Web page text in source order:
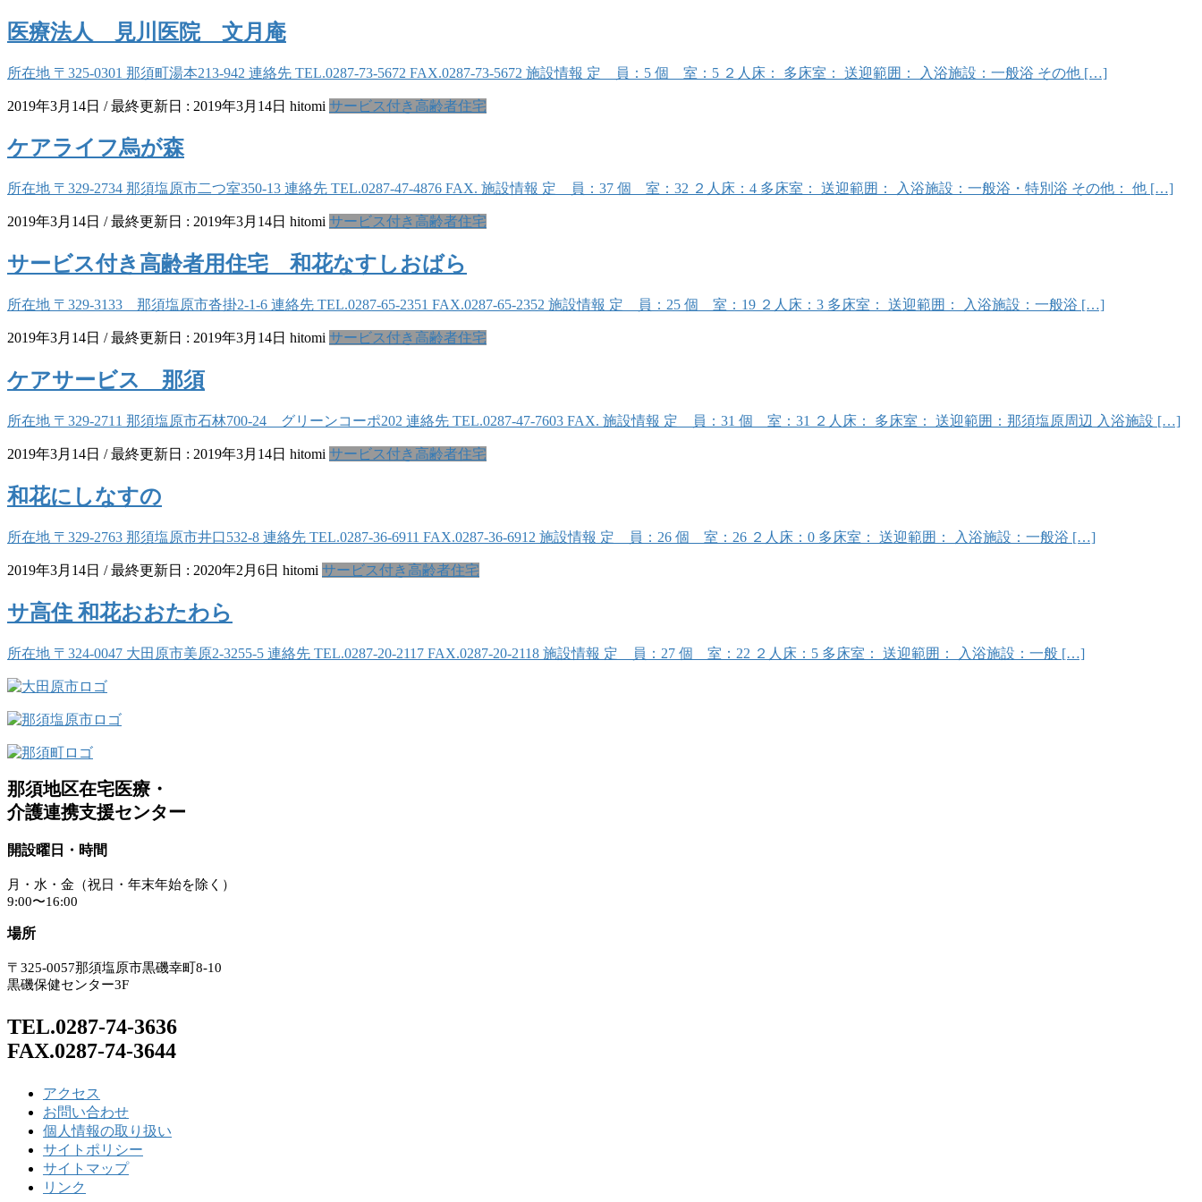
医療法人 見川医院 文月庵
所在地 〒325-0301 那須町湯本213-942 連絡先 TEL.0287-73-5672 FAX.0287-73-5672 施設情報 定 員：5 個 室：5 ２人床： 多床室： 送迎範囲： 入浴施設：一般浴 その他 […]
2019年3月14日 / 最終更新日 : 2019年3月14日 hitomi サービス付き高齢者住宅
ケアライフ烏が森
所在地 〒329-2734 那須塩原市二つ室350-13 連絡先 TEL.0287-47-4876 FAX. 施設情報 定 員：37 個 室：32 ２人床：4 多床室： 送迎範囲： 入浴施設：一般浴・特別浴 その他： 他 […]
2019年3月14日 / 最終更新日 : 2019年3月14日 hitomi サービス付き高齢者住宅
サービス付き高齢者用住宅 和花なすしおばら
所在地 〒329-3133 那須塩原市沓掛2-1-6 連絡先 TEL.0287-65-2351 FAX.0287-65-2352 施設情報 定 員：25 個 室：19 ２人床：3 多床室： 送迎範囲： 入浴施設：一般浴 […]
2019年3月14日 / 最終更新日 : 2019年3月14日 hitomi サービス付き高齢者住宅
ケアサービス 那須
所在地 〒329-2711 那須塩原市石林700-24 グリーンコーポ202 連絡先 TEL.0287-47-7603 FAX. 施設情報 定 員：31 個 室：31 ２人床： 多床室： 送迎範囲：那須塩原周辺 入浴施設 […]
2019年3月14日 / 最終更新日 : 2019年3月14日 hitomi サービス付き高齢者住宅
和花にしなすの
所在地 〒329-2763 那須塩原市井口532-8 連絡先 TEL.0287-36-6911 FAX.0287-36-6912 施設情報 定 員：26 個 室：26 ２人床：0 多床室： 送迎範囲： 入浴施設：一般浴 […]
2019年3月14日 / 最終更新日 : 2020年2月6日 hitomi サービス付き高齢者住宅
サ高住 和花おおたわら
所在地 〒324-0047 大田原市美原2-3255-5 連絡先 TEL.0287-20-2117 FAX.0287-20-2118 施設情報 定 員：27 個 室：22 ２人床：5 多床室： 送迎範囲： 入浴施設：一般 […]
那須地区在宅医療・
介護連携支援センター
開設曜日・時間
月・水・金（祝日・年末年始を除く）
9:00〜16:00
場所
〒325-0057那須塩原市黒磯幸町8-10
黒磯保健センター3F
TEL.0287-74-3636
FAX.0287-74-3644
アクセス
お問い合わせ
個人情報の取り扱い
サイトポリシー
サイトマップ
リンク